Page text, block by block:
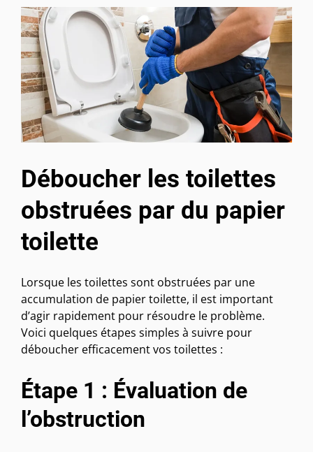
Déboucher les toilettes
obstruées par du papier
toilette
Lorsque les toilettes sont obstruées par une
accumulation de papier toilette, il est important
d’agir rapidement pour résoudre le problème.
Voici quelques étapes simples à suivre pour
déboucher efficacement vos toilettes :
Étape 1 : Évaluation de
l’obstruction